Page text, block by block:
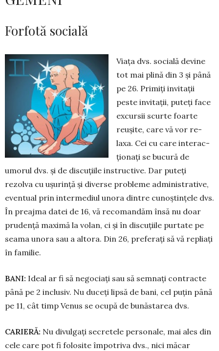
Forfotă socială
Viața dvs. socială devine
tot mai plină din 3 și până
pe 26. Primiți invitații
peste invitații, puteți face
ex­cursii scurte foarte
reușite, care vă vor re­
laxa. Cei cu care in­terac­
ționați se bucu­ră de
umorul dvs. și de discu­ții­le ins­truc­tive. Dar puteți
rezolva cu ușu­rință și diverse pro­bleme adminis­trative,
eventual prin intermediul unora dintre cunoș­tin­țele dvs.
În preaj­ma datei de 16, vă re­coman­dăm însă nu doar
prudență maximă la volan, ci și în discuțiile purtate pe
seama unora sau a altora. Din 26, preferați să vă repliați
în familie.
BANI: Ideal ar fi să negociați sau să semnați contracte
până pe 2 inclusiv. Nu duceți lipsă de bani, cel puțin până
pe 11, cât timp Venus se ocupă de bunăstarea dvs.
CARIERĂ: Nu divulgați secretele personale, mai ales din
cele care pot fi folosite împotriva dvs., nici mă­car